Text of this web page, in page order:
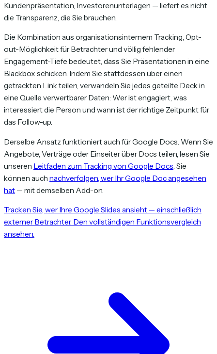
Kundenpräsentation, Investorenunterlagen — liefert es nicht
die Transparenz, die Sie brauchen.
Die Kombination aus organisationsinternem Tracking, Opt-
out-Möglichkeit für Betrachter und völlig fehlender
Engagement-Tiefe bedeutet, dass Sie Präsentationen in eine
Blackbox schicken. Indem Sie stattdessen über einen
getrackten Link teilen, verwandeln Sie jedes geteilte Deck in
eine Quelle verwertbarer Daten: Wer ist engagiert, was
interessiert die Person und wann ist der richtige Zeitpunkt für
das Follow-up.
Derselbe Ansatz funktioniert auch für Google Docs. Wenn Sie
Angebote, Verträge oder Einseiter über Docs teilen, lesen Sie
unseren Leitfaden zum Tracking von Google Docs . Sie
können auch nachverfolgen, wer Ihr Google Doc angesehen
hat — mit demselben Add-on.
Tracken Sie, wer Ihre Google Slides ansieht — einschließlich
externer Betrachter. Den vollständigen Funktionsvergleich
ansehen.